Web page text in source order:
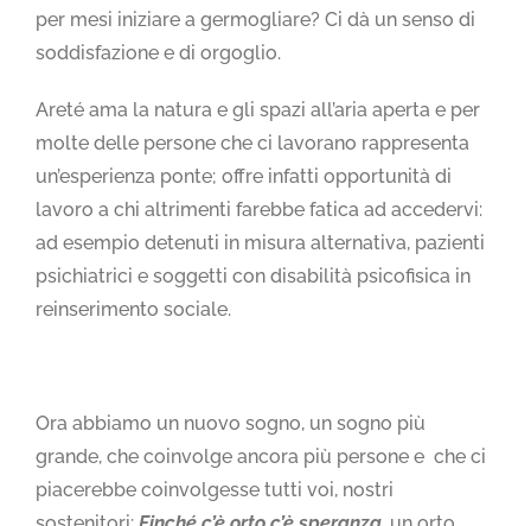
per mesi iniziare a germogliare? Ci dà un senso di
soddisfazione e di orgoglio.
Areté ama la natura e gli spazi all’aria aperta e per
molte delle persone che ci lavorano rappresenta
un’esperienza ponte; offre infatti opportunità di
lavoro a chi altrimenti farebbe fatica ad accedervi:
ad esempio detenuti in misura alternativa, pazienti
psichiatrici e soggetti con disabilità psicofisica in
reinserimento sociale.
Ora abbiamo un nuovo sogno, un sogno più
grande, che coinvolge ancora più persone e che ci
piacerebbe coinvolgesse tutti voi, nostri